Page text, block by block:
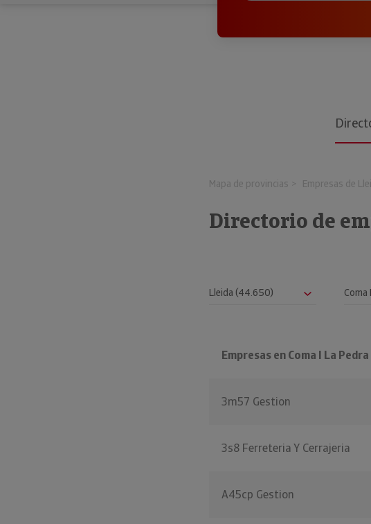
Mapa de provincias Empresas de
Directorio de
Empresas en Coma I La
3m57 Gestion
3s8 Ferreteria Y Cerrajeria
A45cp Gestion